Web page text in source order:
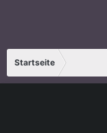
Startseite